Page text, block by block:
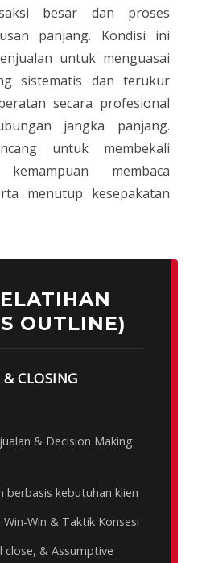
besar dan proses
panjang. Kondisi ini
untuk menguasai
sistematis dan terukur
secara profesional
jangka panjang.
untuk membekali
membaca
menutup kesepakatan
OUTLINE)
CLOSING
& Decision Making
berbasis kebutuhan klien
Win & Taktik Konsesi
close, & Assumptive